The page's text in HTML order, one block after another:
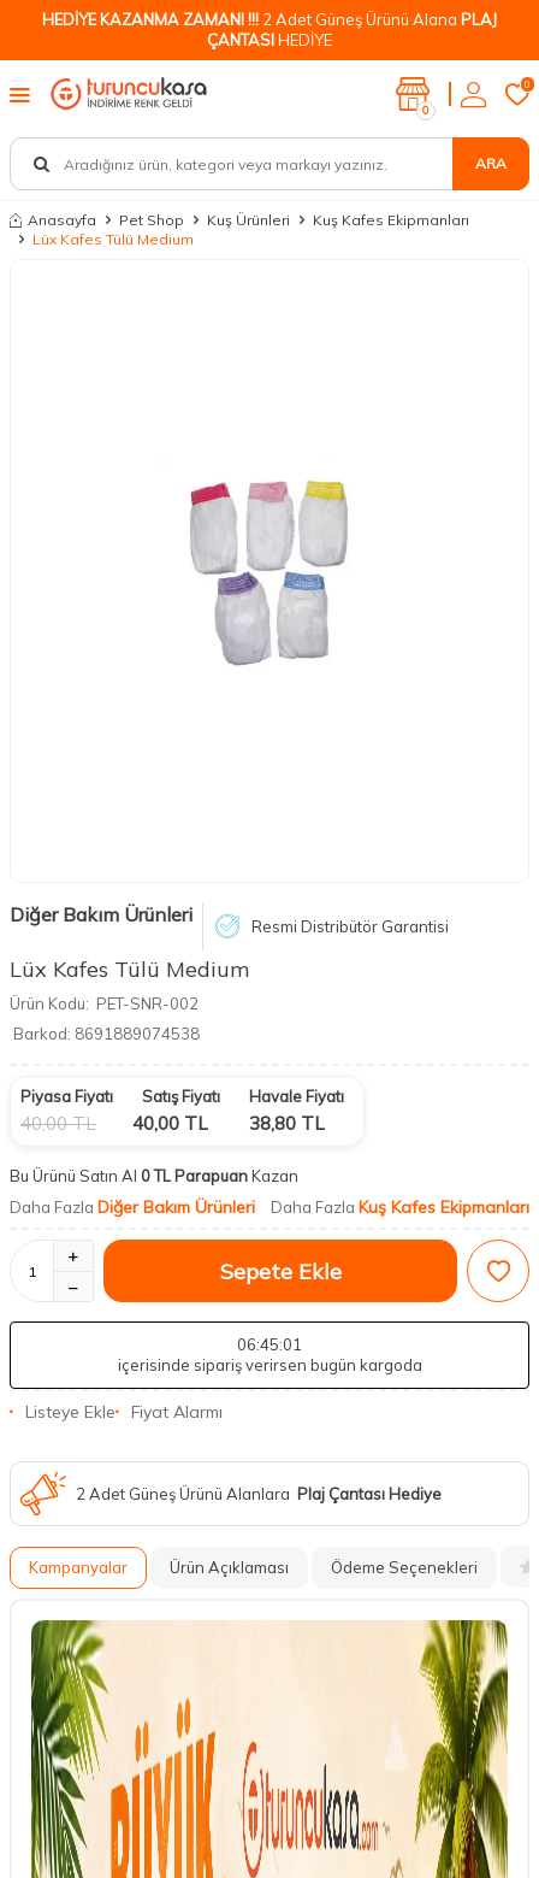
HEDİYE KAZANMA ZAMANI !!! 2 Adet Güneş Ürünü Alana PLAJ
ÇANTASIHEDİYE
ARA
0
0
Anasayfa Pet Shop Kuş Ürünleri
Kuş Kafes Ekipmanları
Lüx Kafes Tülü Medium
Diğer Bakım Ürünleri Resmi Distribütör Garantisi
Lüx Kafes Tülü Medium
Ürün Kodu: PET-SNR-002
Barkod: 8691889074538
Piyasa Fiyatı
40,00TL
Satış Fiyatı
40,00 TL
Havale Fiyatı
38,80 TL
Bu Ürünü Satın Al 0 TL ParapuanKazan
Daha Fazla Diğer Bakım Ürünleri Daha Fazla Kuş Kafes Ekipmanları
Sepete Ekle
06:45:00
içerisinde sipariş verirsen bugün kargoda
Listeye Ekle Fiyat Alarmı
2 Adet Güneş Ürünü Alanlara Plaj Çantası Hediye
Kampanyalar Ürün Açıklaması Ödeme Seçenekleri